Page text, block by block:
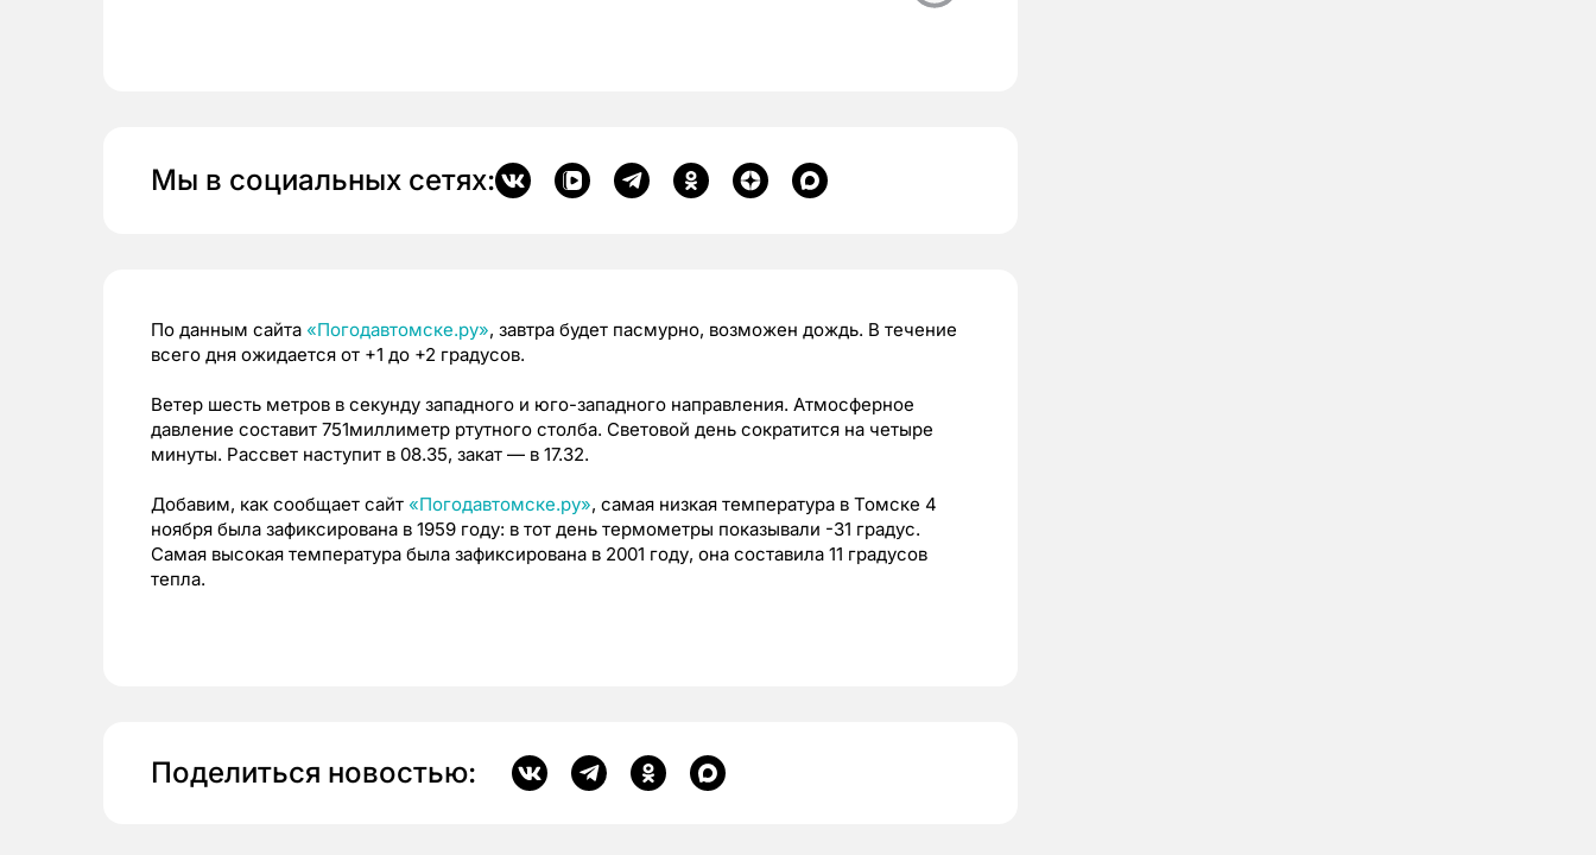
Мы в социальных сетях:
По данным сайта «Погодавтомске.ру», завтра будет пасмурно, возможен дождь. В течение
всего дня ожидается от +1 до +2 градусов.
Ветер шесть метров в секунду западного и юго-западного направления. Атмосферное
давление составит 751миллиметр ртутного столба. Световой день сократится на четыре
минуты. Рассвет наступит в 08.35, закат — в 17.32.
Добавим, как сообщает сайт «Погодавтомске.ру», самая низкая температура в Томске 4
ноября была зафиксирована в 1959 году: в тот день термометры показывали -31 градус.
Самая высокая температура была зафиксирована в 2001 году, она составила 11 градусов
тепла.
Поделиться новостью: